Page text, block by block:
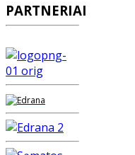
PARTNERIAI